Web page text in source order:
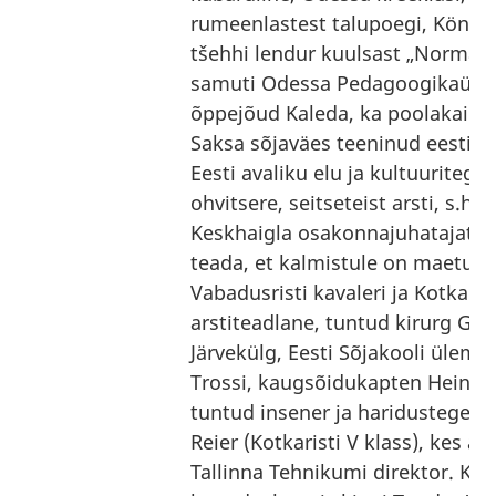
rumeenlastest talupoegi,
tšehhi lendur kuulsast
samuti Odessa
õppejõud Kaleda, ka poolakaid,
Saksa sõjaväes teeninud eesti
Eesti avaliku elu ja
ohvitsere, seitseteist arsti, s.h.
Keskhaigla osakonnajuhatajat.
teada, et kalmistule on maetud
Vabadusristi kavaleri ja
arstiteadlane, tuntud kirurg
Järvekülg, Eesti Sõjakooli ülem
Trossi, kaugsõidukapten Heino
tuntud insener ja
Reier (Kotkaristi V klass), kes
Tallinna Tehnikumi direktor.